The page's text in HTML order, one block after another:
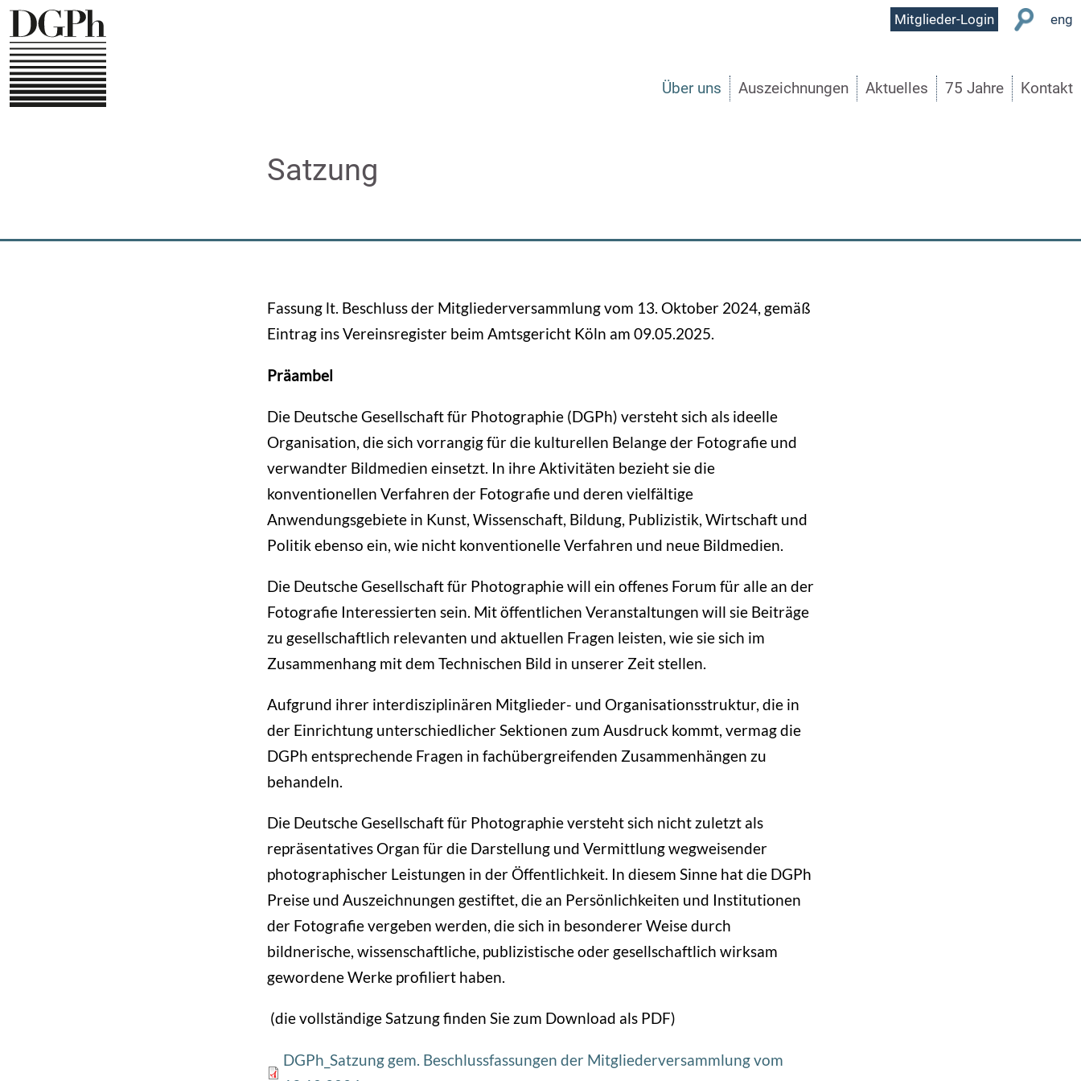
Direkt
zum
Inhalt
User
Mitglieder-Login eng
Über uns Auszeichnungen Aktuelles 75 Jahre Kontakt
Satzung
Fassung lt. Beschluss der Mitgliederversammlung vom 13. Oktober 2024, gemäß
Eintrag ins Vereinsregister beim Amtsgericht Köln am 09.05.2025.
Präambel
Die Deutsche Gesellschaft für Photographie (DGPh) versteht sich als ideelle
Organisation, die sich vorrangig für die kulturellen Belange der Fotografie und
verwandter Bildmedien einsetzt. In ihre Aktivitäten bezieht sie die
konventionellen Verfahren der Fotografie und deren vielfältige
Anwendungsgebiete in Kunst, Wissenschaft, Bildung, Publizistik, Wirtschaft und
Politik ebenso ein, wie nicht konventionelle Verfahren und neue Bildmedien.
Die Deutsche Gesellschaft für Photographie will ein offenes Forum für alle an der
Fotografie Interessierten sein. Mit öffentlichen Veranstaltungen will sie Beiträge
zu gesellschaftlich relevanten und aktuellen Fragen leisten, wie sie sich im
Zusammenhang mit dem Technischen Bild in unserer Zeit stellen.
Aufgrund ihrer interdisziplinären Mitglieder- und Organisationsstruktur, die in
der Einrichtung unterschiedlicher Sektionen zum Ausdruck kommt, vermag die
DGPh entsprechende Fragen in fachübergreifenden Zusammenhängen zu
behandeln.
Die Deutsche Gesellschaft für Photographie versteht sich nicht zuletzt als
repräsentatives Organ für die Darstellung und Vermittlung wegweisender
photographischer Leistungen in der Öffentlichkeit. In diesem Sinne hat die DGPh
Preise und Auszeichnungen gestiftet, die an Persönlichkeiten und Institutionen
der Fotografie vergeben werden, die sich in besonderer Weise durch
bildnerische, wissenschaftliche, publizistische oder gesellschaftlich wirksam
gewordene Werke profiliert haben.
(die vollständige Satzung finden Sie zum Download als PDF)
FileDGPh_Satzung gem. Beschlussfassungen der Mitgliederversammlung vom